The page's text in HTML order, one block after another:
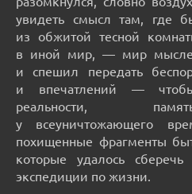
увидеть смысл там, где
из обжитой тесной
в иной мир, — мир
и спешил передать
и впечатлений —
реальности,
у всеуничтожающего
похищенные фрагменты
которые удалось
экспедиции по жизни.